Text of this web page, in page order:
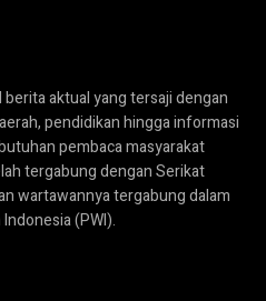
aktual yang tersaji dengan
pendidikan hingga informasi
pembaca masyarakat
tergabung dengan Serikat
wartawannya tergabung dalam
(PWI).